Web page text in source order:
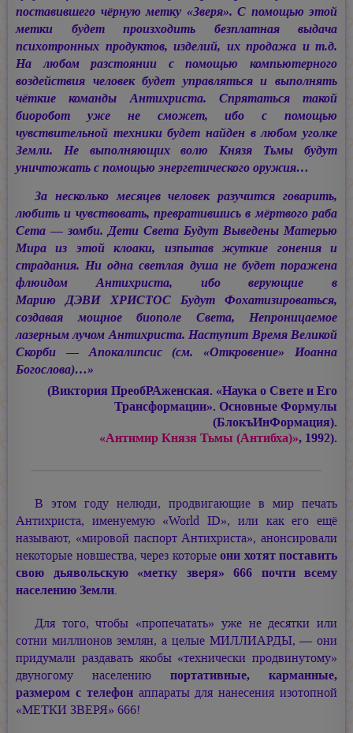
поставившего чёрную метку «Зверя». С помощью этой
метки будет произходить безплатная выдача
психотронных продуктов, изделий, их продажа и т.д.
На любом разстоянии с помощью компьютерного
воздействия человек будет управляться и выполнять
чёткие команды Антихриста. Спрятаться такой
биоробот уже не сможет, ибо с помощью
чувствительной техники будет найден в любом уголке
Земли. Не выполняющих волю Князя Тьмы будут
уничтожать с помощью энергетического оружия…
За несколько месяцев человек разучится говарить,
любить и чувствовать, превратившись в мёртвого раба
Сета — зомби. Дети Света Будут Выведены Матерью
Мира из этой клоаки, изпытав жуткие гонения и
страдания. Ни одна светлая душа не будет поражена
флюидом Антихриста, ибо верующие в
Марию ДЭВИ ХРИСТОСБудут Фохатизироваться,
создавая мощное биополе Света, Непроницаемое
лазерным лучом Антихриста. Наступит Время Великой
Скорби — Апокалипсис (см. «Откровение» Иоанна
Богослова)…»
(Виктория ПреобРАженская. «Наука о Свете и Его
Трансформации». Основные Формулы
(БлокъИнФормация).
«Антимир Князя Тьмы (Антибха)», 1992).
В этом году нелюди, продвигающие в мир печать
Антихриста, именуемую «World ID», или как его ещё
называют, «мировой паспорт Антихриста», анонсировали
некоторые новшества, через которыеони хотят поставить
свою дьявольскую «метку зверя» 666 почти всему
населению Земли.
Для того, чтобы «пропечатать» уже не десятки или
сотни миллионов землян, а целые МИЛЛИАРДЫ, — они
придумали раздавать якобы «технически продвинутому»
двуногому населению портативные, карманные,
размером с телефонаппараты для нанесения изотопной
«МЕТКИ ЗВЕРЯ» 666!